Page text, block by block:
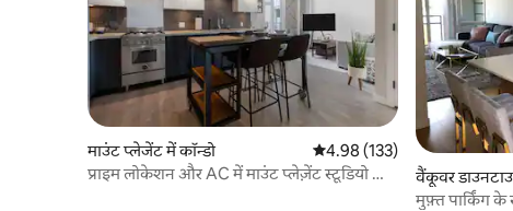
माउंट प्लेजेंट में कॉन्डो औसत रेटिंग 5 में से 4.98, 133
4.98 (133)
प्राइम लोकेशन और AC में माउंट प्लेज़ेंट स्टूडियो को
वैंकूवर
मुफ़्त पार्किंग के